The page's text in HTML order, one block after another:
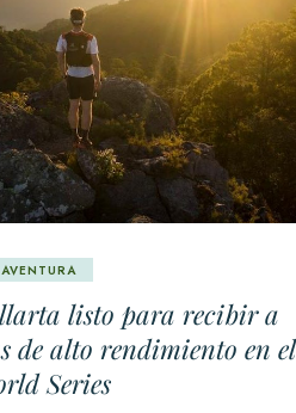
listo para recibir a
de alto rendimiento en el
Series